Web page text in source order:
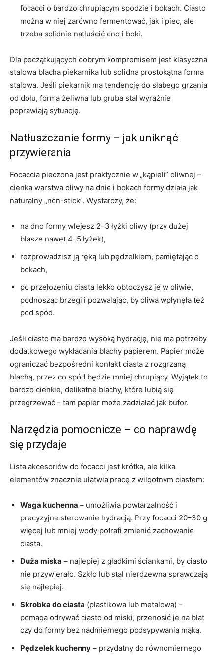
focacci o bardzo chrupiącym spodzie i bokach. Ciasto
można w niej zarówno fermentować, jak i piec, ale
trzeba solidnie natłuścić dno i boki.
Dla początkujących dobrym kompromisem jest klasyczna
stalowa blacha piekarnika lub solidna prostokątna forma
stalowa. Jeśli piekarnik ma tendencję do słabego grzania
od dołu, forma żeliwna lub gruba stal wyraźnie
poprawiają sytuację.
Natłuszczanie formy – jak uniknąć
przywierania
Focaccia pieczona jest praktycznie w „kąpieli” oliwnej –
cienka warstwa oliwy na dnie i bokach formy działa jak
naturalny „non-stick”. Wystarczy, że:
na dno formy wlejesz 2–3 łyżki oliwy (przy dużej
blasze nawet 4–5 łyżek),
rozprowadzisz ją ręką lub pędzelkiem, pamiętając o
bokach,
po przełożeniu ciasta lekko obtoczysz je w oliwie,
podnosząc brzegi i pozwalając, by oliwa wpłynęła też
pod spód.
Jeśli ciasto ma bardzo wysoką hydrację, nie ma potrzeby
dodatkowego wykładania blachy papierem. Papier może
ograniczać bezpośredni kontakt ciasta z rozgrzaną
blachą, przez co spód będzie mniej chrupiący. Wyjątek to
bardzo cienkie, delikatne blachy, które lubią się
przegrzewać – tam papier może zadziałać jak bufor.
Narzędzia pomocnicze – co naprawdę
się przydaje
Lista akcesoriów do focacci jest krótka, ale kilka
elementów znacznie ułatwia pracę z wilgotnym ciastem:
Waga kuchenna – umożliwia powtarzalność i
precyzyjne sterowanie hydracją. Przy focacci 20–30 g
więcej lub mniej wody potrafi zmienić zachowanie
ciasta.
Duża miska – najlepiej z gładkimi ściankami, by ciasto
nie przywierało. Szkło lub stal nierdzewna sprawdzają
się najlepiej.
Skrobka do ciasta (plastikowa lub metalowa) –
pomaga odrywać ciasto od miski, przenosić je na blat
czy do formy bez nadmiernego podsypywania mąką.
Pędzelek kuchenny – przydatny do równomiernego